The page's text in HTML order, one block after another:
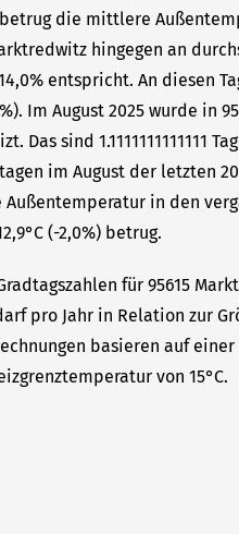
die mittlere
hingegen an
entspricht. An diesen
Im August 2025 wurde in
sind 1.1111111111111
im August der letzten 20
in den
(-2,0%) betrug.
für 95615
pro Jahr in Relation zur
basieren auf einer
von 15°C.